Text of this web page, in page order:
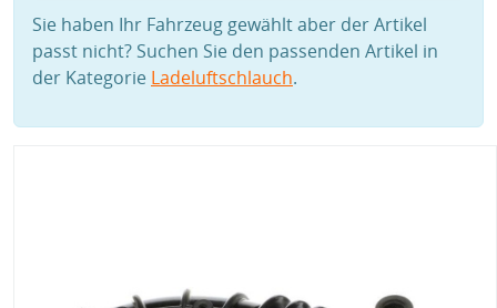
Sie haben Ihr Fahrzeug gewählt aber der Artikel
passt nicht? Suchen Sie den passenden Artikel in
der Kategorie Ladeluftschlauch.